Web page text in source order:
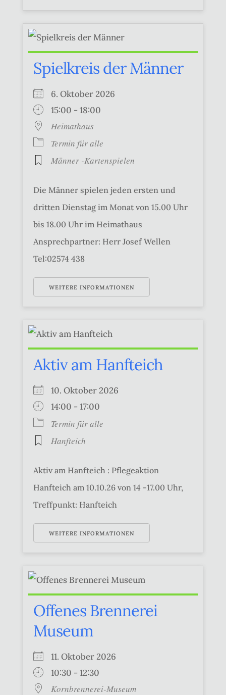
Spielkreis der Männer
6. Oktober 2026
15:00 - 18:00
Heimathaus
Termin für alle
Männer -Kartenspielen
Die Männer spielen jeden ersten und
dritten Dienstag im Monat von 15.00 Uhr
bis 18.00 Uhr im Heimathaus
Ansprechpartner: Herr Josef Wellen
Tel:02574 438
WEITERE INFORMATIONEN
Aktiv am Hanfteich
10. Oktober 2026
14:00 - 17:00
Termin für alle
Hanfteich
Aktiv am Hanfteich : Pflegeaktion
Hanfteich am 10.10.26 von 14 -17.00 Uhr,
Treffpunkt: Hanfteich
WEITERE INFORMATIONEN
Offenes Brennerei
Museum
11. Oktober 2026
10:30 - 12:30
Kornbrennerei-Museum